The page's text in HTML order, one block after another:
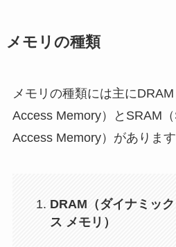
メモリの種類
メモリの種類には主に
Access Memory）とSRAM
Access Memory）があります
DRAM（ダイナミッ
ス メモリ）